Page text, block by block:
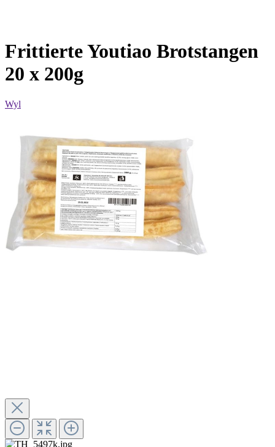
Frittierte Youtiao Brotstangen
20 x 200g
Wyl